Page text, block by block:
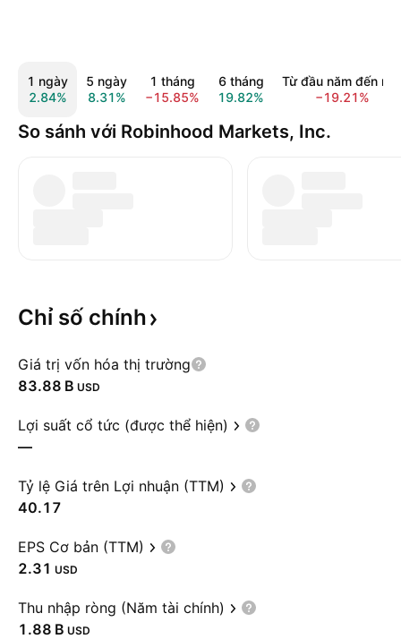
1 ngày
2.84%
5 ngày
8.31%
1 tháng
−15.85%
6 tháng
19.82%
Từ đầu năm đến
−19.21%
So sánh với Robinhood Markets, Inc.
Chỉ số chính
Giá trị vốn hóa thị trường
‪83.88 B‬ USD
Lợi suất cổ tức (được thể hiện)
—
Tỷ lệ Giá trên Lợi nhuận (TTM)
40.17
EPS Cơ bản (TTM)
2.31 USD
Thu nhập ròng (Năm tài chính)
‪1.88 B‬ USD